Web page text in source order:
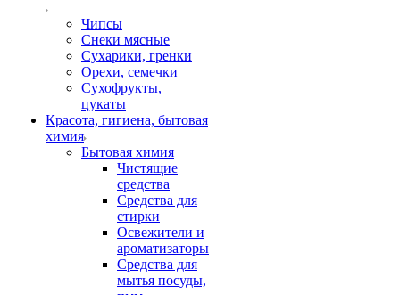
Чипсы
Снеки мясные
Сухарики, гренки
Орехи, семечки
Сухофрукты,
цукаты
Красота, гигиена, бытовая
химия
Бытовая химия
Чистящие
средства
Средства для
стирки
Освежители и
ароматизаторы
Средства для
мытья посуды,